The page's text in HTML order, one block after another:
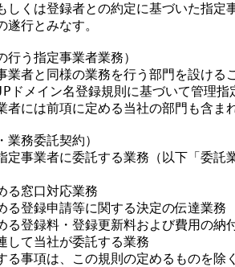
しくは登録者との約定に基づいた指定
遂行とみなす。
う指定事業者業務）
者と同様の業務を行う部門を設ける
ドメイン名登録規則に基づいて管理
者には前項に定める当社の部門も含ま
務委託契約）
事業者に委託する業務（以下「委託
る窓口対応業務
る登録申請等に関する決定の伝達業務
る登録料・登録更新料および費用の納
して当社が委託する業務
る事項は、この規則の定めるものを除